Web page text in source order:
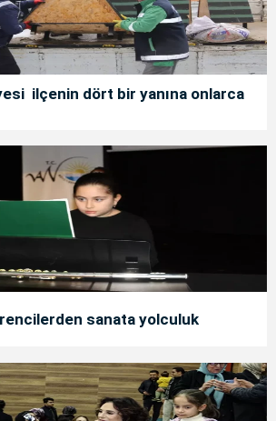
ilçenin dört bir yanına onlarca
sanata yolculuk